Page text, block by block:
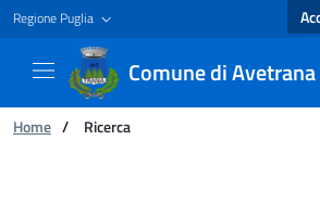
Regione Puglia
Comune di Avetrana
Ti trovi in:
Home / Ricerca